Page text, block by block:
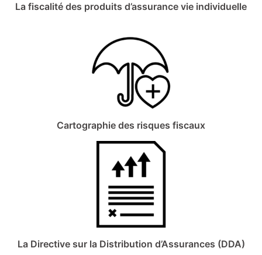
La fiscalité des produits d’assurance vie individuelle
Cartographie des risques fiscaux
La Directive sur la Distribution d’Assurances (DDA)